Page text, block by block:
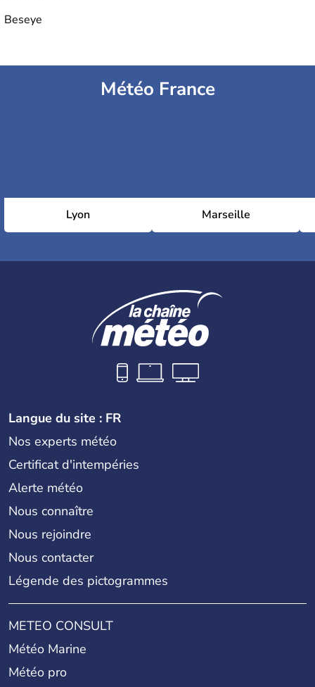
Beseye
Météo France
Lyon Marseille
Langue du site : FR
Nos experts météo
Certificat d'intempéries
Alerte météo
Nous connaître
Nous rejoindre
Nous contacter
Légende des pictogrammes
METEO CONSULT
Météo Marine
Météo pro